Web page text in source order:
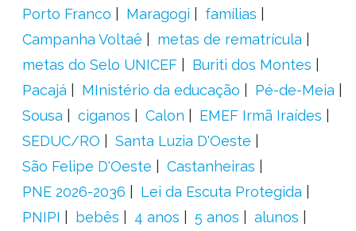
Porto Franco
Maragogi
famílias
Campanha Voltaê
metas de rematrícula
metas do Selo UNICEF
Buriti dos Montes
Pacajá
MInistério da educação
Pé-de-Meia
Sousa
ciganos Calon
EMEF Irmã Iraídes
SEDUC/RO
Santa Luzia D'Oeste
São Felipe D'Oeste
Castanheiras
PNE 2026-2036
Lei da Escuta Protegida
PNIPI
bebês 4 anos 5 anos
alunos